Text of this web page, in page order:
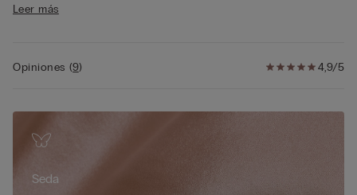
• 100 % seda
Leer más
4,9/5
Opiniones (9)
Seda